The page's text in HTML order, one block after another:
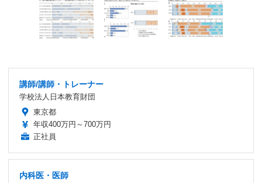
講師/講師・トレーナー
学校法人日本教育財団
東京都
年収400万円～700万円
正社員
内科医・医師